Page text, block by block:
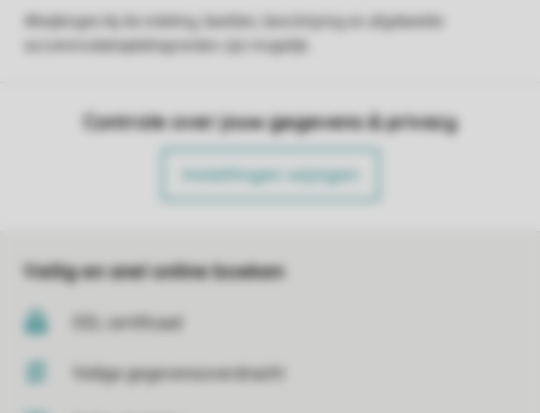
Controle over jouw gegevens & privacy
Instellingen wijzigen
Veilig en snel online boeken
SSL certificaat
Veilige gegevensoverdracht